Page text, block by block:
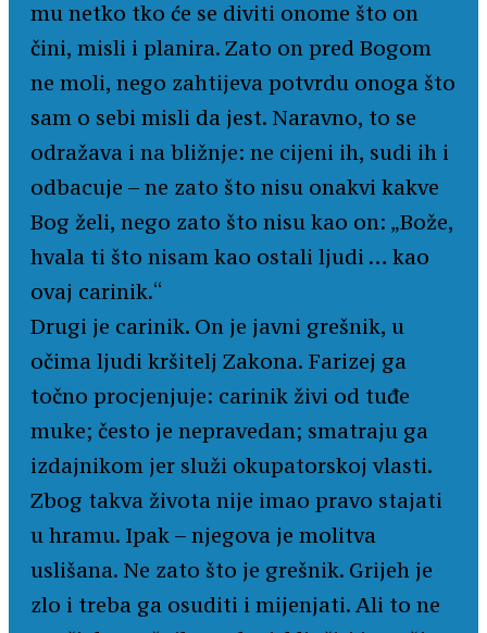
mu netko tko će se diviti onome što on
čini, misli i planira. Zato on pred Bogom
ne moli, nego zahtijeva potvrdu onoga što
sam o sebi misli da jest. Naravno, to se
odražava i na bližnje: ne cijeni ih, sudi ih i
odbacuje – ne zato što nisu onakvi kakve
Bog želi, nego zato što nisu kao on: „Bože,
hvala ti što nisam kao ostali ljudi … kao
ovaj carinik.“
Drugi je carinik. On je javni grešnik, u
očima ljudi kršitelj Zakona. Farizej ga
točno procjenjuje: carinik živi od tuđe
muke; često je nepravedan; smatraju ga
izdajnikom jer služi okupatorskoj vlasti.
Zbog takva života nije imao pravo stajati
u hramu. Ipak – njegova je molitva
uslišana. Ne zato što je grešnik. Grijeh je
zlo i treba ga osuditi i mijenjati. Ali to ne